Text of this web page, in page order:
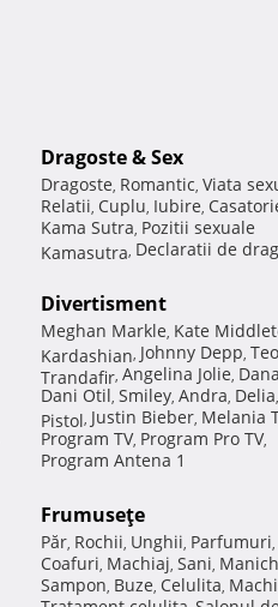
Dragoste & Sex
Dragoste, Romantic, Viata
Relatii, Cuplu, Iubire,
Kama Sutra, Pozitii sexuale
Kamasutra, Declaratii de
Divertisment
Meghan Markle, Kate
Kardashian, Johnny Depp, Teo
Trandafir, Angelina Jolie,
Dani Otil, Smiley, Andra, Delia,
Pistol, Justin Bieber, Melania
Program TV, Program Pro TV,
Program Antena 1
Frumuseţe
Păr, Rochii, Unghii, Parfumuri,
Coafuri, Machiaj, Sani,
Sampon, Buze, Celulita,